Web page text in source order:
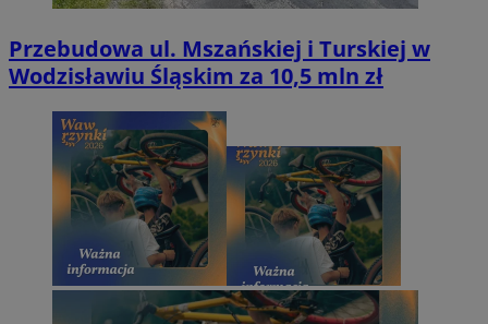
Przebudowa ul. Mszańskiej i Turskiej w
Wodzisławiu Śląskim za 10,5 mln zł